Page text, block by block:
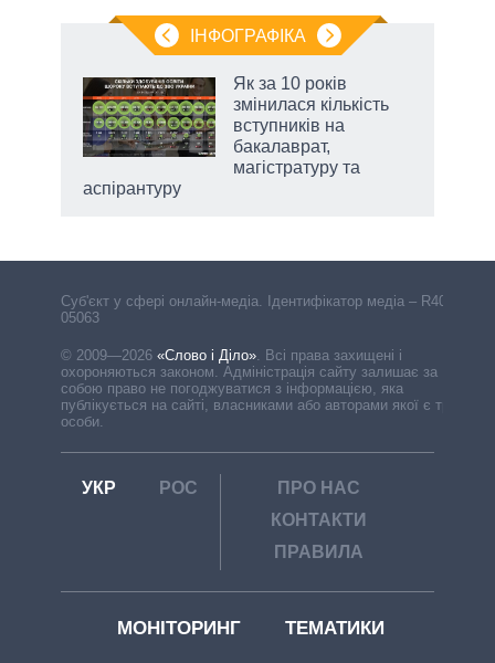
ІНФОГРАФІКА
Як за 10 років
змінилася кількість
вступників на
бакалаврат,
магістратуру та
аспірантуру
Cуб'єкт у сфері онлайн-медіа. Ідентифікатор медіа – R40-
05063
© 2009—2026 «Слово і Діло». Всі права захищені і
охороняються законом. Адміністрація сайту залишає за
собою право не погоджуватися з інформацією, яка
публікується на сайті, власниками або авторами якої є треті
особи.
УКР РОС
ПРО НАС
КОНТАКТИ
ПРАВИЛА
МОНІТОРИНГ ТЕМАТИКИ